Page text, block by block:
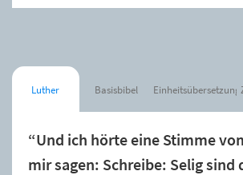
Luther Basisbibel Einheitsübersetzung
“Und ich hörte eine Stimme
mir sagen: Schreibe: Selig sind